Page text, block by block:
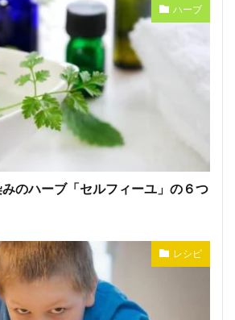
ハーブ
のハーブ「セルフィーユ」の６つ
レシピ